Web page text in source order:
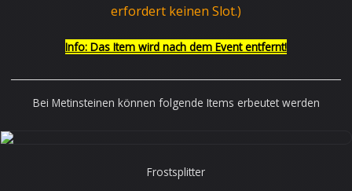
erfordert keinen Slot.)
Info: Das Item wird nach dem Event entfernt!
Bei Metinsteinen können folgende Items erbeutet werden
Frostsplitter